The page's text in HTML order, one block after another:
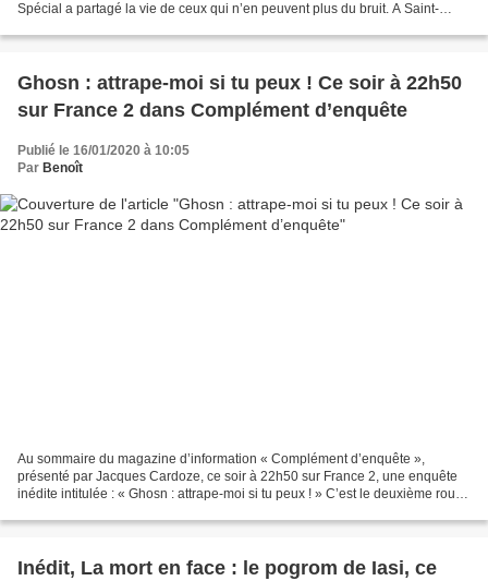
Spécial a partagé la vie de ceux qui n’en peuvent plus du bruit. A Saint-
Ghosn : attrape-moi si tu peux ! Ce soir à 22h50
sur France 2 dans Complément d’enquête
Publié le 16/01/2020 à 10:05
Par Benoît
Au sommaire du magazine d’information « Complément d’enquête »,
présenté par Jacques Cardoze, ce soir à 22h50 sur France 2, une enquête
inédite intitulée : « Ghosn : attrape-moi si tu peux ! » C’est le deuxième round
Inédit, La mort en face : le pogrom de Iasi, ce